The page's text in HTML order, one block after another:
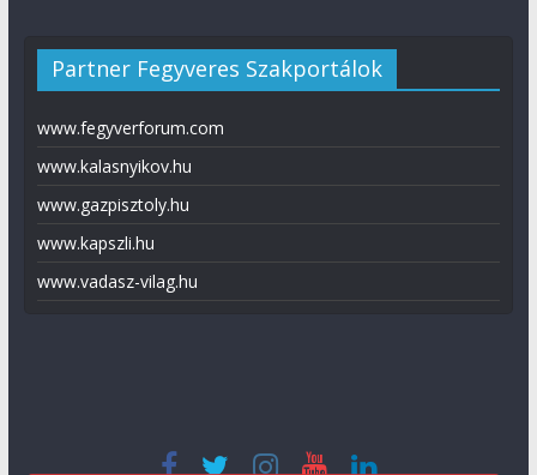
Partner Fegyveres Szakportálok
www.fegyverforum.com
www.kalasnyikov.hu
www.gazpisztoly.hu
www.kapszli.hu
www.vadasz-vilag.hu